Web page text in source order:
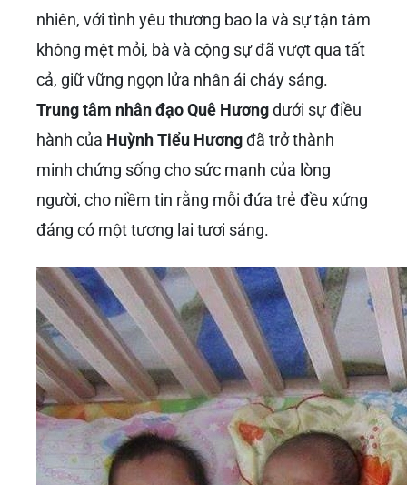
nhiên, với tình yêu thương bao la và sự tận tâm
không mệt mỏi, bà và cộng sự đã vượt qua tất
cả, giữ vững ngọn lửa nhân ái cháy sáng.
Trung tâm nhân đạo Quê Hươngdưới sự điều
hành của Huỳnh Tiểu Hươngđã trở thành
minh chứng sống cho sức mạnh của lòng
người, cho niềm tin rằng mỗi đứa trẻ đều xứng
đáng có một tương lai tươi sáng.